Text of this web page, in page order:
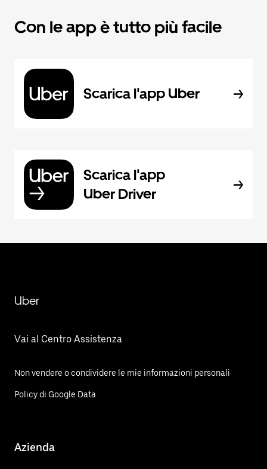
Con le app è tutto più facile
Scarica l'app Uber
Scarica l'app
Uber Driver
Uber
Vai al Centro Assistenza
Non vendere o condividere le mie informazioni personali
Policy di Google Data
Azienda